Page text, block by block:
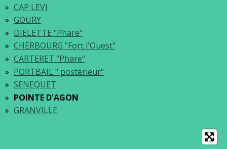
CAP LEVI
GOURY
DIELETTE "Phare"
CHERBOURG "Fort l'Ouest"
CARTERET "Phare"
PORTBAIL " postérieur"
SENEQUET
POINTE D'AGON
GRANVILLE